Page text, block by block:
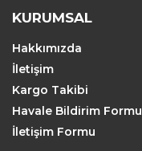
KURUMSAL
Hakkımızda
İletişim
Kargo Takibi
Havale Bildirim Formu
İletişim Formu